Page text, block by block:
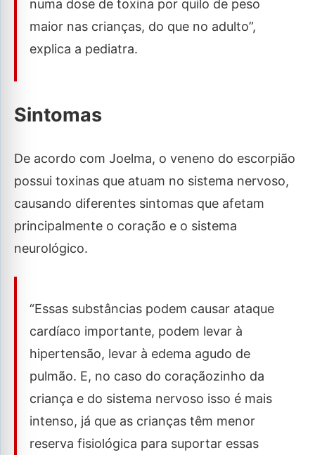
numa dose de toxina por quilo de peso
maior nas crianças, do que no adulto”,
explica a pediatra.
Sintomas
De acordo com Joelma, o veneno do escorpião
possui toxinas que atuam no sistema nervoso,
causando diferentes sintomas que afetam
principalmente o coração e o sistema
neurológico.
“Essas substâncias podem causar ataque
cardíaco importante, podem levar à
hipertensão, levar à edema agudo de
pulmão. E, no caso do coraçãozinho da
criança e do sistema nervoso isso é mais
intenso, já que as crianças têm menor
reserva fisiológica para suportar essas